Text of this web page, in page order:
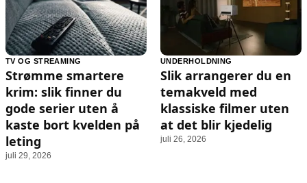
TV OG STREAMING
Strømme smartere
krim: slik finner du
gode serier uten å
kaste bort kvelden på
leting
juli 29, 2026
UNDERHOLDNING
Slik arrangerer du en
temakveld med
klassiske filmer uten
at det blir kjedelig
juli 26, 2026